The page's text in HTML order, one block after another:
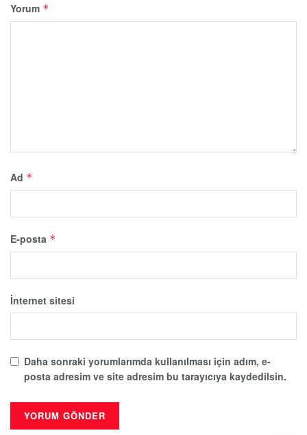
Yorum *
Ad *
E-posta *
İnternet sitesi
Daha sonraki yorumlarımda kullanılması için adım, e-
posta adresim ve site adresim bu tarayıcıya kaydedilsin.